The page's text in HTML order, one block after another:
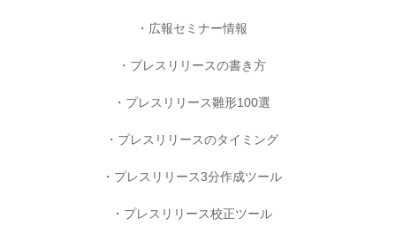
広報セミナー情報
プレスリリースの書き方
プレスリリース雛形100選
プレスリリースのタイミング
プレスリリース3分作成ツール
プレスリリース校正ツール